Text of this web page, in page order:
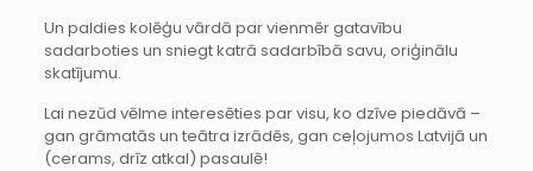
Un paldies kolēģu vārdā par vienmēr gatavību
sadarboties un sniegt katrā sadarbībā savu, oriģinālu
skatījumu.
Lai nezūd vēlme interesēties par visu, ko dzīve piedāvā –
gan grāmatās un teātra izrādēs, gan ceļojumos Latvijā un
(cerams, drīz atkal) pasaulē!